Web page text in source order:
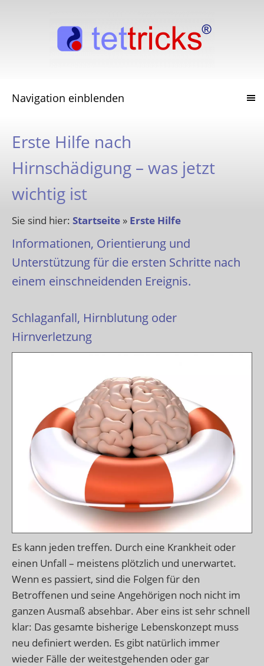
Navigation einblenden
Erste Hilfe nach
Hirnschädigung – was jetzt
wichtig ist
Sie sind hier: Startseite » Erste Hilfe
Informationen, Orientierung und
Unterstützung für die ersten Schritte nach
einem einschneidenden Ereignis.
Schlaganfall, Hirnblutung oder
Hirnverletzung
Es kann jeden treffen. Durch eine Krankheit oder
einen Unfall – meistens plötzlich und unerwartet.
Wenn es passiert, sind die Folgen für den
Betroffenen und seine Angehörigen noch nicht im
ganzen Ausmaß absehbar. Aber eins ist sehr schnell
klar: Das gesamte bisherige Lebenskonzept muss
neu definiert werden. Es gibt natürlich immer
wieder Fälle der weitestgehenden oder gar